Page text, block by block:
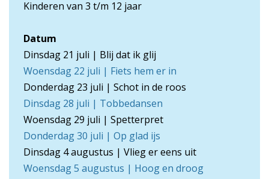
Kinderen van 3 t/m 12 jaar
Datum
Dinsdag 21 juli | Blij dat ik glij
Woensdag 22 juli | Fiets hem er in
Donderdag 23 juli | Schot in de roos
Dinsdag 28 juli | Tobbedansen
Woensdag 29 juli | Spetterpret
Donderdag 30 juli | Op glad ijs
Dinsdag 4 augustus | Vlieg er eens uit
Woensdag 5 augustus | Hoog en droog